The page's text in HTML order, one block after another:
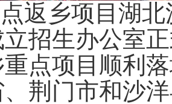
返乡项目湖
招生办公室
点项目顺利
荆门市和沙